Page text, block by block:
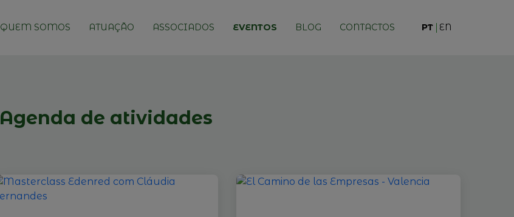
QUEM SOMOS ATUAÇÃO ASSOCIADOS EVENTOS BLOG CONTACTOS PT EN
Agenda de atividades